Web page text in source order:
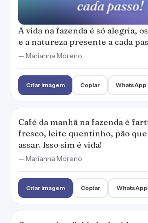
A vida na fazenda é só alegria,
e a natureza presente a cada
— Marianna Moreno
Criar imagem Copiar WhatsApp
Café da manhã na fazenda é
fresco, leite quentinho, pão que
assar. Isso sim é vida!
— Marianna Moreno
Criar imagem Copiar WhatsApp